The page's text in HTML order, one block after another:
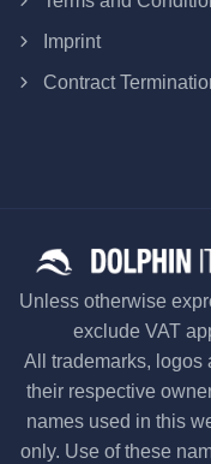
Imprint
Contract
Unless otherwise
exclude VAT
All trademarks, logos
their respective
names used in this
only. Use of these